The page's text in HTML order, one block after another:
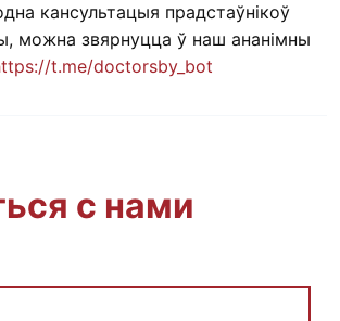
кансультацыя прадстаўнікоў
можна звярнуцца ў наш ананімны
t.me/doctorsby_bot
с нами